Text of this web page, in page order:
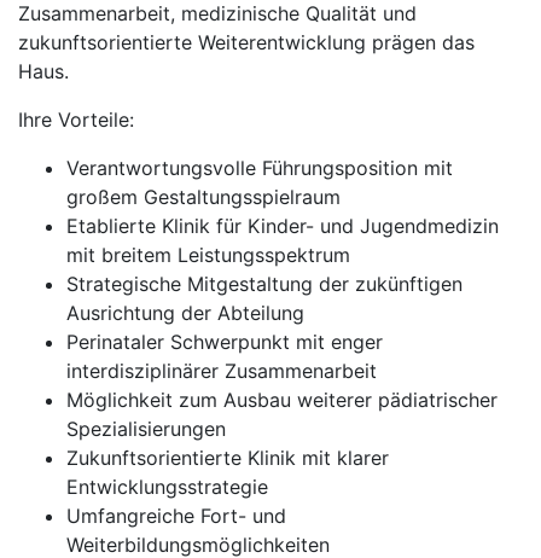
Zusammenarbeit, medizinische Qualität und
zukunftsorientierte Weiterentwicklung prägen das
Haus.
Ihre Vorteile:
Verantwortungsvolle Führungsposition mit
großem Gestaltungsspielraum
Etablierte Klinik für Kinder- und Jugendmedizin
mit breitem Leistungsspektrum
Strategische Mitgestaltung der zukünftigen
Ausrichtung der Abteilung
Perinataler Schwerpunkt mit enger
interdisziplinärer Zusammenarbeit
Möglichkeit zum Ausbau weiterer pädiatrischer
Spezialisierungen
Zukunftsorientierte Klinik mit klarer
Entwicklungsstrategie
Umfangreiche Fort- und
Weiterbildungsmöglichkeiten